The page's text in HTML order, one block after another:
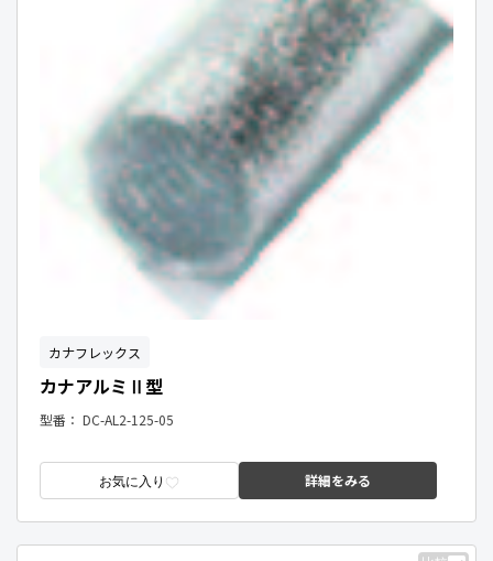
カナフレックス
カナアルミⅡ型
型番： DC-AL2-125-05
お気に入り 詳細をみる